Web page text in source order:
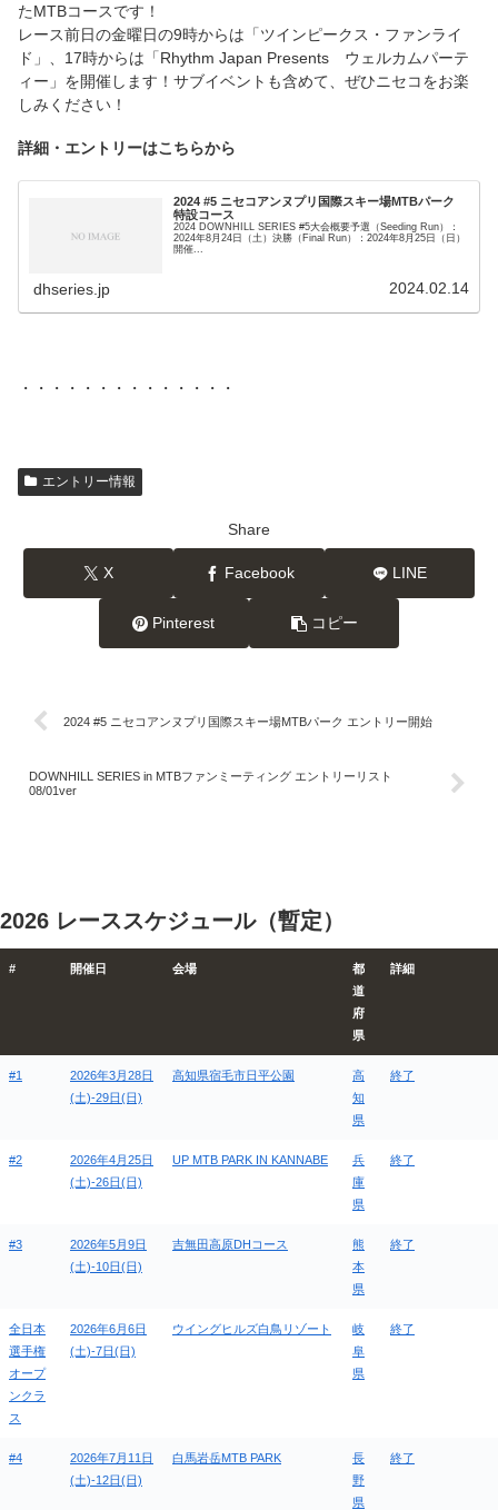
たMTBコースです！
レース前日の金曜日の9時からは「ツインピークス・ファンライ
ド」、17時からは「Rhythm Japan Presents ウェルカムパーテ
ィー」を開催します！サブイベントも含めて、ぜひニセコをお楽
しみください！
詳細・エントリーはこちらから
2024 #5 ニセコアンヌプリ国際スキー場MTBパーク
特設コース
2024 DOWNHILL SERIES #5大会概要予選（Seeding Run）：
2024年8月24日（土）決勝（Final Run）：2024年8月25日（日）
開催...
dhseries.jp 2024.02.14
・・・・・・・・・・・・・・
エントリー情報
Share
X Facebook LINE
Pinterest コピー
2024 #5 ニセコアンヌプリ国際スキー場MTBパーク エントリー開始
DOWNHILL SERIES in MTBファンミーティング エントリーリスト
08/01ver
2026 レーススケジュール（暫定）
# 開催日 会場
都
道
府
県
詳細
#1
2026年3月28日
(土)-29日(日)
高知県宿毛市日平公園
高
知
県
終了
#2
2026年4月25日
(土)-26日(日)
UP MTB PARK IN KANNABE
兵
庫
県
終了
#3
2026年5月9日
(土)-10日(日)
吉無田高原DHコース
熊
本
県
終了
全日本
選手権
オープ
ンクラ
ス
2026年6月6日
(土)-7日(日)
ウイングヒルズ白鳥リゾート
岐
阜
県
終了
#4
2026年7月11日
(土)-12日(日)
白馬岩岳MTB PARK
長
野
県
終了